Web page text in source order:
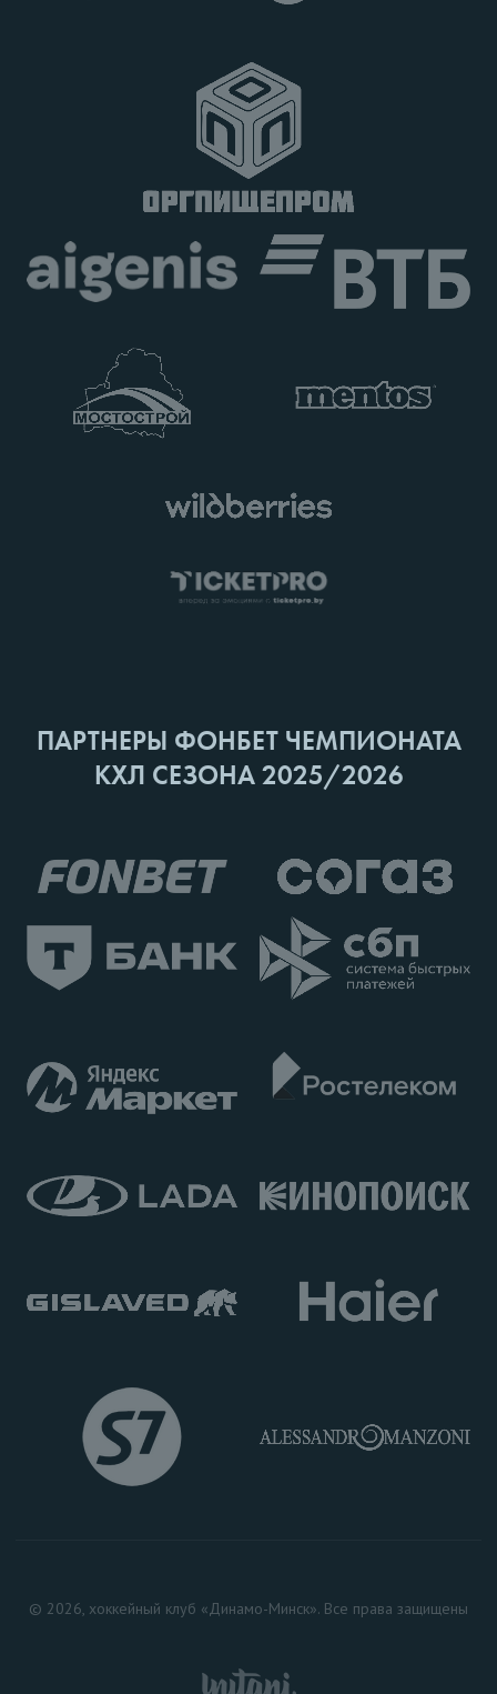
ПАРТНЕРЫ ФОНБЕТ ЧЕМПИОНАТА
КХЛ СЕЗОНА 2025/2026
© 2026, хоккейный клуб «Динамо-Минск». Все права защищены